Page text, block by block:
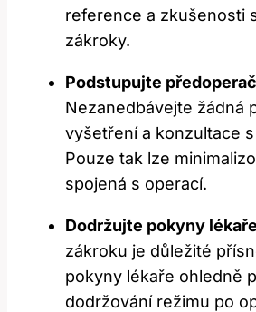
reference a zkušenosti
zákroky.
Podstupujte
Nezanedbávejte žádná
vyšetření a konzultace
Pouze tak lze
spojená s operací.
Dodržujte pokyny
zákroku je důležité
pokyny lékaře ohledně
dodržování režimu po